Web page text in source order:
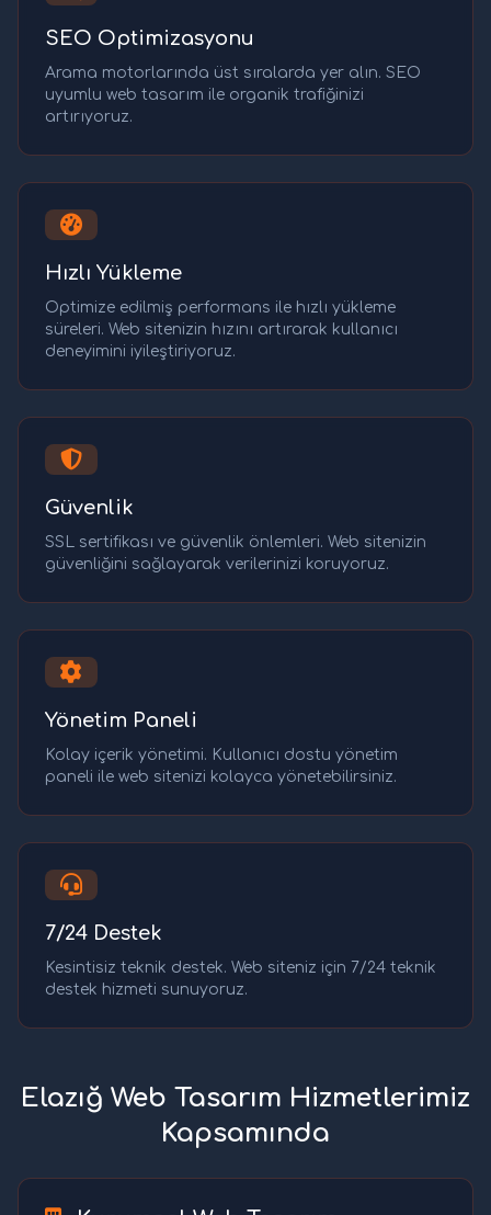
SEO Optimizasyonu
Arama motorlarında üst sıralarda yer alın. SEO
uyumlu web tasarım ile organik trafiğinizi
artırıyoruz.
Hızlı Yükleme
Optimize edilmiş performans ile hızlı yükleme
süreleri. Web sitenizin hızını artırarak kullanıcı
deneyimini iyileştiriyoruz.
Güvenlik
SSL sertifikası ve güvenlik önlemleri. Web sitenizin
güvenliğini sağlayarak verilerinizi koruyoruz.
Yönetim Paneli
Kolay içerik yönetimi. Kullanıcı dostu yönetim
paneli ile web sitenizi kolayca yönetebilirsiniz.
7/24 Destek
Kesintisiz teknik destek. Web siteniz için 7/24 teknik
destek hizmeti sunuyoruz.
Elazığ Web Tasarım Hizmetlerimiz
Kapsamında